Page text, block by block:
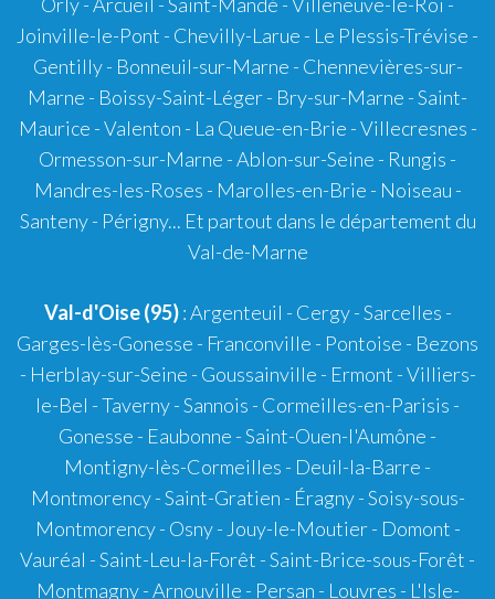
Joinville-le-Pont - Chevilly-Larue - Le Plessis-Trévise -
Gentilly - Bonneuil-sur-Marne - Chennevières-sur-
Marne - Boissy-Saint-Léger - Bry-sur-Marne - Saint-
Maurice - Valenton - La Queue-en-Brie - Villecresnes -
Ormesson-sur-Marne - Ablon-sur-Seine - Rungis -
Mandres-les-Roses - Marolles-en-Brie - Noiseau -
Santeny - Périgny... Et partout dans le département du
Val-de-Marne
Val-d'Oise (95): Argenteuil - Cergy - Sarcelles -
Garges-lès-Gonesse - Franconville - Pontoise - Bezons
- Herblay-sur-Seine - Goussainville - Ermont - Villiers-
le-Bel - Taverny - Sannois - Cormeilles-en-Parisis -
Gonesse - Eaubonne - Saint-Ouen-l'Aumône -
Montigny-lès-Cormeilles - Deuil-la-Barre -
Montmorency - Saint-Gratien - Éragny - Soisy-sous-
Montmorency - Osny - Jouy-le-Moutier - Domont -
Vauréal - Saint-Leu-la-Forêt - Saint-Brice-sous-Forêt -
Montmagny - Arnouville - Persan - Louvres - L'Isle-